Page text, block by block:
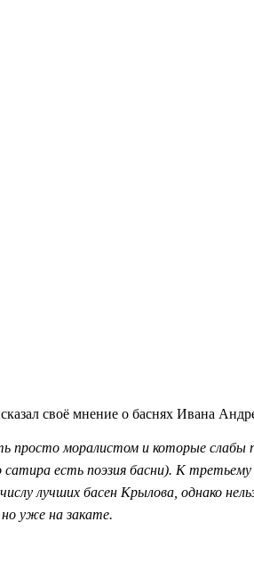
своё мнение о баснях Ивана
моралистом и которые слабы
есть поэзия басни). К
лучших басен Крылова, однако
уже на закате.